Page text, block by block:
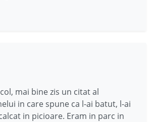
mai bine zis un citat al
in care spune ca l-ai batut, l-ai
in picioare. Eram in parc in